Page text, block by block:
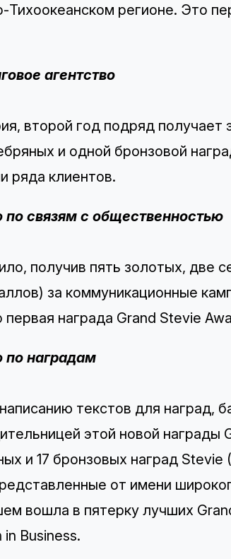
регионе. Это
агентство
второй год подряд получает
и одной бронзовой
ряда клиентов.
по связям с общественностью
получив пять золотых, две
за коммуникационные
награда Grand Stevie
по наградам
текстов для наград,
этой новой награды
и 17 бронзовых наград Stevie
от имени
вошла в пятерку лучших
Business.